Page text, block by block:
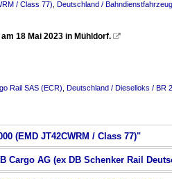
/ Class 77) Deutschland /
18 Mai 2023 in Mühldorf. 
Rail SAS (ECR) Deutschland / Dieselloks / BR
(EMD JT42CWRM / Class 77)"
Cargo AG (ex DB Schenker Rail